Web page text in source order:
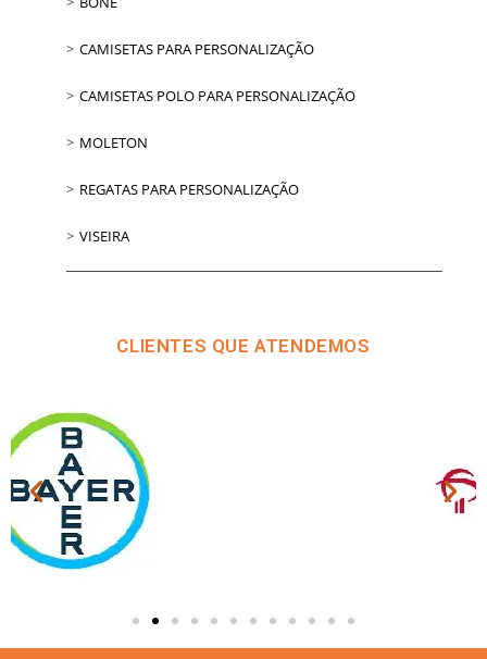
CAMISETAS PARA PERSONALIZAÇÃO
CAMISETAS POLO PARA PERSONALIZAÇÃO
MOLETON
REGATAS PARA PERSONALIZAÇÃO
VISEIRA
CLIENTES QUE ATENDEMOS